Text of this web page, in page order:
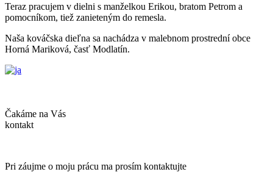
Teraz pracujem v dielni s manželkou Erikou, bratom Petrom a
pomocníkom, tiež zanieteným do remesla.
Naša kováčska dieľna sa nachádza v malebnom prostrední obce
Horná Mariková, časť Modlatín.
Čakáme na Vás
kontakt
Pri záujme o moju prácu ma prosím kontaktujte